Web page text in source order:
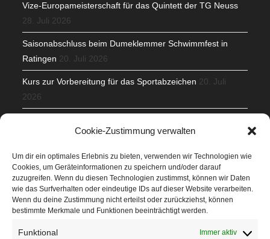
Cookie-Zustimmung verwalten
Um dir ein optimales Erlebnis zu bieten, verwenden wir Technologien wie
Cookies, um Geräteinformationen zu speichern und/oder darauf
zuzugreifen. Wenn du diesen Technologien zustimmst, können wir Daten
wie das Surfverhalten oder eindeutige IDs auf dieser Website verarbeiten.
Wenn du deine Zustimmung nicht erteilst oder zurückziehst, können
bestimmte Merkmale und Funktionen beeinträchtigt werden.
Funktional Immer aktiv
Vize-Europameisterschaft für das Quintett der TG Neuss
28. Juli 2026
Saisonabschluss beim Dumeklemmer Schwimmfest in
Ratingen 20. Juli 2026
Kurs zur Vorbereitung für das Sportabzeichen 20. Juli
2026
Veranstaltungen
Höffner Run
Schnuppertag